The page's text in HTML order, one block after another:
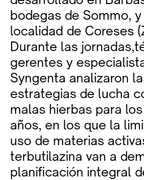
bodegas de Sommo,
localidad de Coreses
Durante las
gerentes y
Syngenta analizaron
estrategias de lucha
malas hierbas para
años, en los que la
uso de materias
terbutilazina van a
planificación integral